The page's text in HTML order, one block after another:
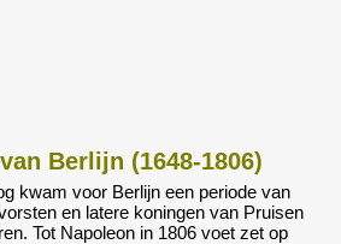
Berlijn (1648-1806)
kwam voor Berlijn een periode van
en latere koningen van Pruisen
Tot Napoleon in 1806 voet zet op